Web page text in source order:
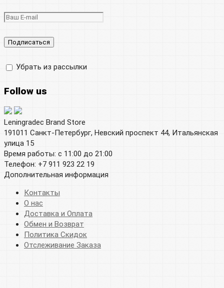
Убрать из рассылки
Follow us
Leningradec Brand Store
191011 Санкт-Петербург, Невский проспект 44, Итальянская
улица 15
Время работы: с 11:00 до 21:00
Телефон: +7 911 923 22 19
Дополнительная информация
Контакты
О нас
Доставка и Оплата
Обмен и Возврат
Политика Скидок
Отслеживание Заказа